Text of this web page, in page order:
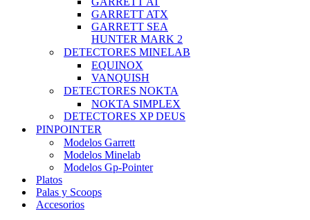
GARRETT ATX
GARRETT SEA
HUNTER MARK 2
DETECTORES MINELAB
EQUINOX
VANQUISH
DETECTORES NOKTA
NOKTA SIMPLEX
DETECTORES XP DEUS
PINPOINTER
Modelos Garrett
Modelos Minelab
Modelos Gp-Pointer
Platos
Palas y Scoops
Accesorios